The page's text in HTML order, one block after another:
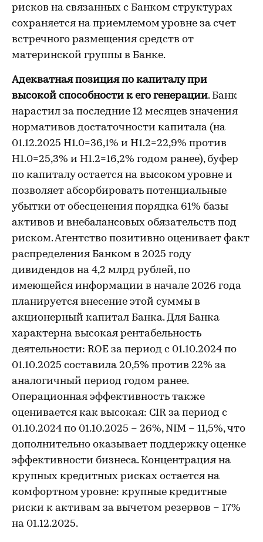
рисков на связанных с Банком структурах
сохраняется на приемлемом уровне за счет
встречного размещения средств от
материнской группы в Банке.
Адекватная позиция по капиталу при
высокой способности к его генерации. Банк
нарастил за последние 12 месяцев значения
нормативов достаточности капитала (на
01.12.2025 Н1.0=36,1% и Н1.2=22,9% против
Н1.0=25,3% и Н1.2=16,2% годом ранее), буфер
по капиталу остается на высоком уровне и
позволяет абсорбировать потенциальные
убытки от обесценения порядка 61% базы
активов и внебалансовых обязательств под
риском. Агентство позитивно оценивает факт
распределения Банком в 2025 году
дивидендов на 4,2 млрд рублей, по
имеющейся информации в начале 2026 года
планируется внесение этой суммы в
акционерный капитал Банка. Для Банка
характерна высокая рентабельность
деятельности: ROE за период с 01.10.2024 по
01.10.2025 составила 20,5% против 22% за
аналогичный период годом ранее.
Операционная эффективность также
оценивается как высокая: CIR за период с
01.10.2024 по 01.10.2025 – 26%, NIM – 11,5%, что
дополнительно оказывает поддержку оценке
эффективности бизнеса. Концентрация на
крупных кредитных рисках остается на
комфортном уровне: крупные кредитные
риски к активам за вычетом резервов – 17%
на 01.12.2025.